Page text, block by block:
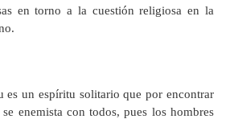
en torno a la cuestión religiosa en la
es un espíritu solitario que por encontrar
enemista con todos, pues los hombres